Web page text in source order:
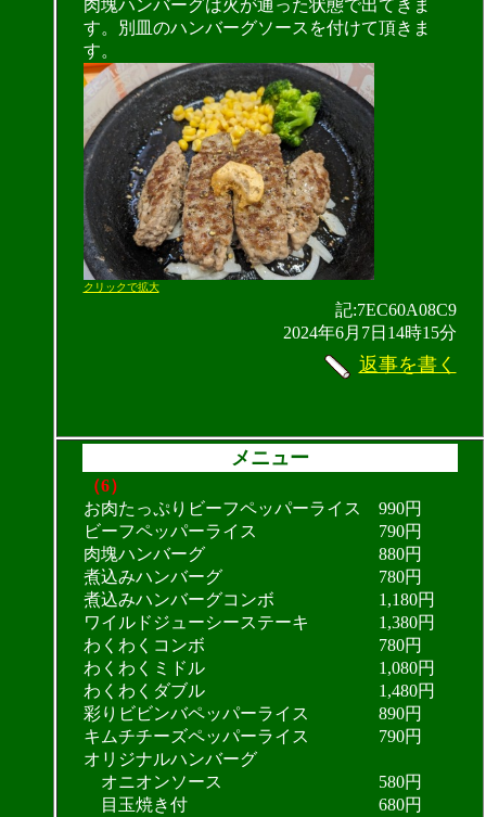
肉塊ハンバーグは火が通った状態で出てきま
す。別皿のハンバーグソースを付けて頂きま
す。
クリックで拡大
記:7EC60A08C9
2024年6月7日14時15分
返事を書く
メニュー
（6）
お肉たっぷりビーフペッパーライス 990円
ビーフペッパーライス 790円
肉塊ハンバーグ 880円
煮込みハンバーグ 780円
煮込みハンバーグコンボ 1,180円
ワイルドジューシーステーキ 1,380円
わくわくコンボ 780円
わくわくミドル 1,080円
わくわくダブル 1,480円
彩りビビンバペッパーライス 890円
キムチチーズペッパーライス 790円
オリジナルハンバーグ
オニオンソース 580円
目玉焼き付 680円